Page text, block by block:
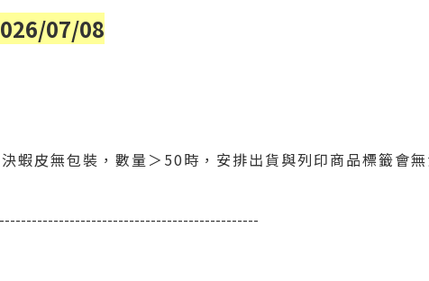
07/08
蝦皮無包裝，數量＞50時，安排出貨與列印商品標籤會